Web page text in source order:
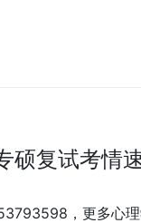
硕复试考情
，更多心